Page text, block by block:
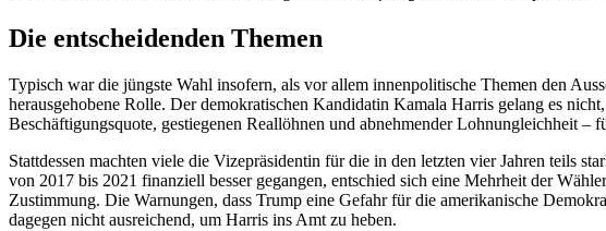
Die entscheidenden Themen
Typisch war die jüngste Wahl insofern, als vor allem innenpolitische Themen den
herausgehobene Rolle. Der demokratischen Kandidatin Kamala Harris gelang es
Beschäftigungsquote, gestiegenen Reallöhnen und abnehmender Lohnungleichheit –
Stattdessen machten viele die Vizepräsidentin für die in den letzten vier Jahren teils
von 2017 bis 2021 finanziell bes­ser gegangen, entschied sich eine Mehr­heit der
Zustimmung. Die Warnungen, dass Trump eine Gefahr für die ameri­kani­sche
dagegen nicht ausreichend, um Harris ins Amt zu heben.